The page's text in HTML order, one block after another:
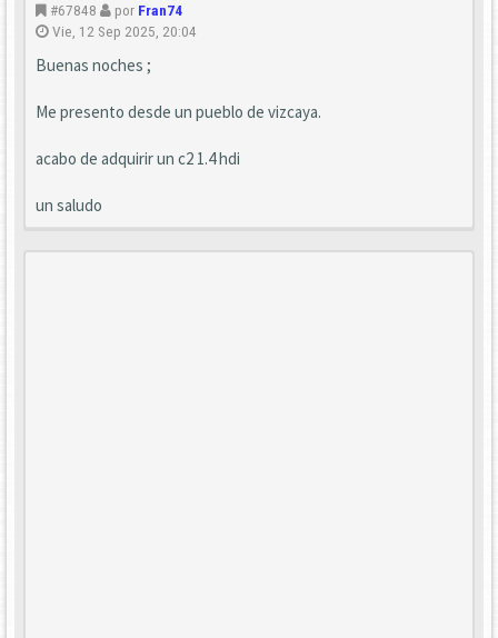
#67848 por Fran74
Vie, 12 Sep 2025, 20:04
Buenas noches ;
Me presento desde un pueblo de vizcaya.
acabo de adquirir un c2 1.4 hdi
un saludo